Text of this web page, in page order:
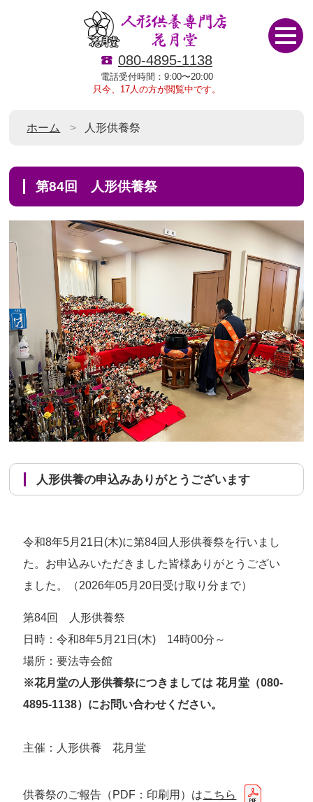
080-4895-1138
電話受付時間：9:00〜20:00
只今、17人の方が閲覧中です。
ホーム 人形供養祭
第84回 人形供養祭
人形供養の申込みありがとうございます
令和8年5月21日(木)に第84回人形供養祭を行いまし
た。お申込みいただきました皆様ありがとうござい
ました。（2026年05月20日受け取り分まで）
第84回 人形供養祭
日時：令和8年5月21日(木) 14時00分～
場所：要法寺会館
※花月堂の人形供養祭につきましては 花月堂（080-
4895-1138）にお問い合わせください。
主催：人形供養 花月堂
供養祭のご報告（PDF：印刷用）はこちら